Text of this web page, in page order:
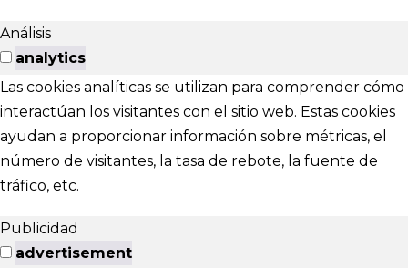
Análisis
analytics
Las cookies analíticas se utilizan para comprender cómo
interactúan los visitantes con el sitio web. Estas cookies
ayudan a proporcionar información sobre métricas, el
número de visitantes, la tasa de rebote, la fuente de
tráfico, etc.
Publicidad
advertisement